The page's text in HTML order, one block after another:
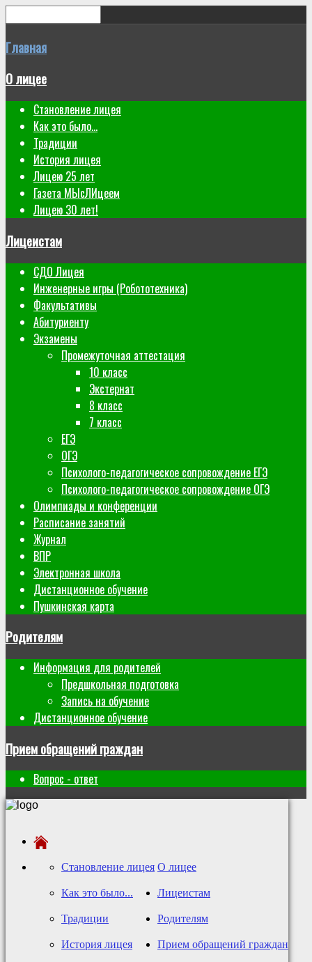
Главная
О лицее
Становление лицея
Как это было...
Традиции
История лицея
Лицею 25 лет
Газета МЫсЛИцеем
Лицею 30 лет!
Лицеистам
СДО Лицея
Инженерные игры (Робототехника)
Факультативы
Абитуриенту
Экзамены
Промежуточная аттестация
10 класс
Экстернат
8 класс
7 класс
ЕГЭ
ОГЭ
Психолого-педагогическое сопровождение ЕГЭ
Психолого-педагогическое сопровождение ОГЭ
Олимпиады и конференции
Расписание занятий
Журнал
ВПР
Электронная школа
Дистанционное обучение
Пушкинская карта
Родителям
Информация для родителей
Предшкольная подготовка
Запись на обучение
Дистанционное обучение
Прием обращений граждан
Вопрос - ответ
О лицее
Становление лицея
Как это было...
Традиции
История лицея
Лицеистам
Родителям
Прием обращений граждан